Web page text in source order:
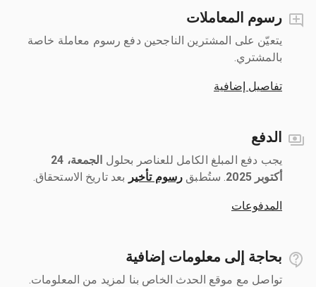
رسوم المعاملات
يتعيّن على المشترين الناجحين دفع رسوم معاملة خاصة
بالمشتري.
تفاصيل إضافية
الدفع
يجب دفع المبلغ الكامل للعناصر بحلول ‎
الجمعة، 24
أكتوبر 2025
‎. ستُطبق رسوم تأخير بعد تاريخ الاستحقاق.
المدفوعات
بحاجة إلى معلومات إضافية
تواصل مع موقع الحدث الخاص بنا لمزيد من المعلومات.